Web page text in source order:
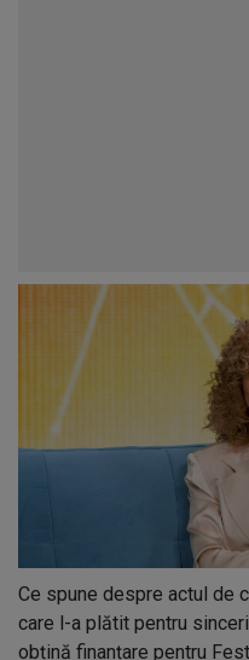
Ce spune despre actul de
care l-a plătit pentru
obțină finanțare pentru